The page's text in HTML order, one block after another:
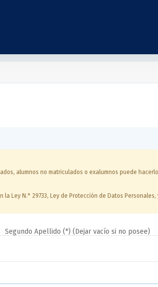
alumnos no matriculados o exalumnos puede
Ley N.° 29733, Ley de Protección de Datos
Segundo Apellido (*) (Dejar vacío si no posee)